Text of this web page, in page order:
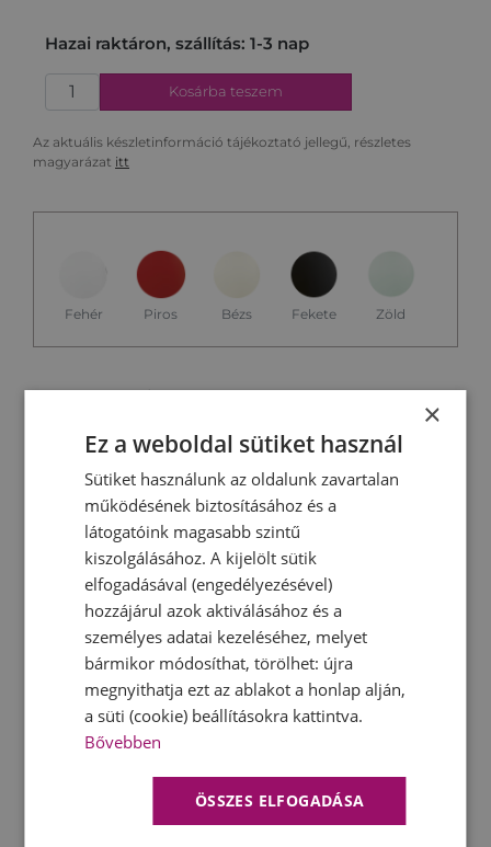
Hazai raktáron, szállítás: 1-3 nap
Kosárba teszem
Az aktuális készletinformáció tájékoztató jellegű, részletes
magyarázat itt
Fehér Piros Bézs Fekete Zöld
Műszaki adatok és főbb
jellemzők
Teljesítmény:2400 W
Űrtartalom:
1,7 liter
Méret:248×226×171 mm
Kábel hossz:1 méter
50-es évek retró designja
Festett acél készülékház
Rozsdamentes acéltest
×
Ez a weboldal sütiket használ
Sütiket használunk az oldalunk zavartalan
működésének biztosításához és a
látogatóink magasabb szintű
kiszolgálásához. A kijelölt sütik
elfogadásával (engedélyezésével)
hozzájárul azok aktiválásához és a
személyes adatai kezeléséhez, melyet
bármikor módosíthat, törölhet: újra
megnyithatja ezt az ablakot a honlap alján,
a süti (cookie) beállításokra kattintva.
Bővebben
ÖSSZES ELFOGADÁSA